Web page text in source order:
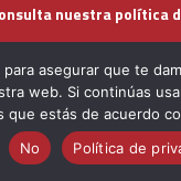
nuestra política
asegurar que te
web. Si continúas
que estás de acuerdo
No Política de